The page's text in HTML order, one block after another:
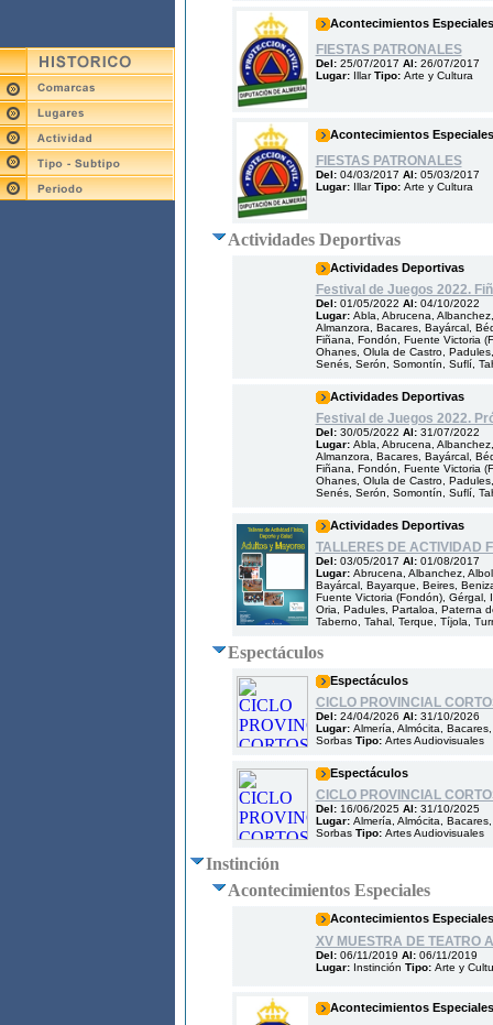
Acontecimientos Especiales
FIESTAS PATRONALES
Del: 25/07/2017 Al: 26/07/2017
Lugar: IllarTipo: Arte y Cultura
Acontecimientos Especiales
FIESTAS PATRONALES
Del: 04/03/2017 Al: 05/03/2017
Lugar: IllarTipo: Arte y Cultura
Actividades Deportivas
Actividades Deportivas
Festival de Juegos 2022.
Del: 01/05/2022 Al: 04/10/2022
Lugar: Abla, Abrucena,
Almanzora, Bacares, Bayárcal,
Fiñana, Fondón, Fuente Victoria
Ohanes, Olula de Castro,
Senés, Serón, Somontín, Suflí,
Actividades Deportivas
Festival de Juegos 2022.
Del: 30/05/2022 Al: 31/07/2022
Lugar: Abla, Abrucena,
Almanzora, Bacares, Bayárcal,
Fiñana, Fondón, Fuente Victoria
Ohanes, Olula de Castro,
Senés, Serón, Somontín, Suflí,
Actividades Deportivas
TALLERES DE ACTIVIDAD
Del: 03/05/2017 Al: 01/08/2017
Lugar: Abrucena, Albanchez,
Bayárcal, Bayarque, Beires,
Fuente Victoria (Fondón), Gérgal,
Oria, Padules, Partaloa, Paterna
Taberno, Tahal, Terque, Tíjola,
Espectáculos
Espectáculos
CICLO PROVINCIAL
Del: 24/04/2026 Al: 31/10/2026
Lugar: Almería, Almócita,
SorbasTipo: Artes Audiovisuales
Espectáculos
CICLO PROVINCIAL
Del: 16/06/2025 Al: 31/10/2025
Lugar: Almería, Almócita,
SorbasTipo: Artes Audiovisuales
Instinción
Acontecimientos Especiales
Acontecimientos Especiales
XV MUESTRA DE TEATRO
Del: 06/11/2019 Al: 06/11/2019
Lugar: Instinción Tipo: Arte y
Acontecimientos Especiales